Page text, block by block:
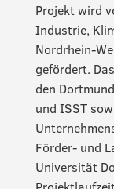
Projekt wird
Industrie,
Nordrhein-
gefördert.
den
und ISST
Förder- und
Universität